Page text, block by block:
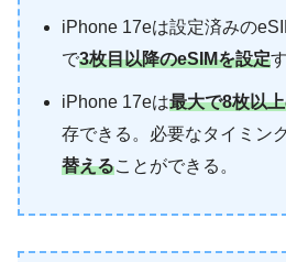
iPhone 17eは設定済みの
で3枚目以降のeSIMを設定
iPhone 17eは最大で8枚以
存できる。必要なタイミン
替えることができる。